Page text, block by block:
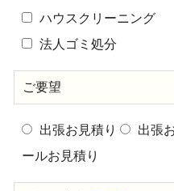
ハウスクリーニング
法人ゴミ処分
ご要望
出張お見積り 出張
ールお見積り